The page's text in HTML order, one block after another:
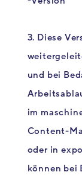
3. Diese
und bei
im
Content-
oder in
können bei